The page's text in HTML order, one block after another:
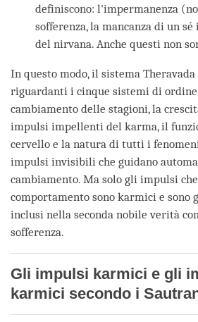
definiscono: l'impermanenza
sofferenza, la mancanza di un
del nirvana. Anche questi non
In questo modo, il sistema
riguardanti i cinque sistemi di
cambiamento delle stagioni, la
impulsi impellenti del karma, il
cervello e la natura di tutti i
impulsi invisibili che guidano
cambiamento. Ma solo gli impulsi
comportamento sono karmici e sono
inclusi nella seconda nobile verità
sofferenza.
Gli impulsi karmici e gli
karmici secondo i